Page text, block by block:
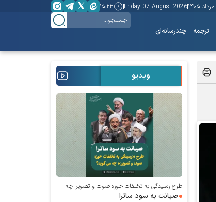
Friday 07 August 2026 ۱۵:۲۳
ترجمه چندرسانه‌ای
ویدیو
طرح رسیدگی به تخلفات حوزه صوت و‌ تصویر چه
می‌گوید؛
صیانت به سود ساترا